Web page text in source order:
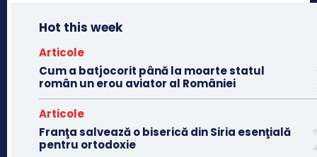
Hot this week
Articole
Cum a batjocorit până la moarte statul
român un erou aviator al României
Articole
Franţa salvează o biserică din Siria esenţială
pentru ortodoxie